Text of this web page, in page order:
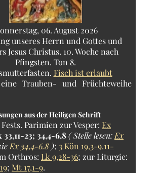
06. August 2026
unseres Herrn und Gottes und
Jesus Christus. 10. Woche nach
Pfingsten. Ton 8.
Fisch ist erlaubt
Trauben- und Früchteweihe
aus der Heiligen Schrift
Parimien zur Vesper: Ex
33,11-23; 34,4-6.8( Stelle lesen: Ex
Ex 34,4-6.8 ); 3 Kön 19,3-9.11-
Orthros: Lk 9,28-36; zur Liturgie:
; Mt 17,1-9.